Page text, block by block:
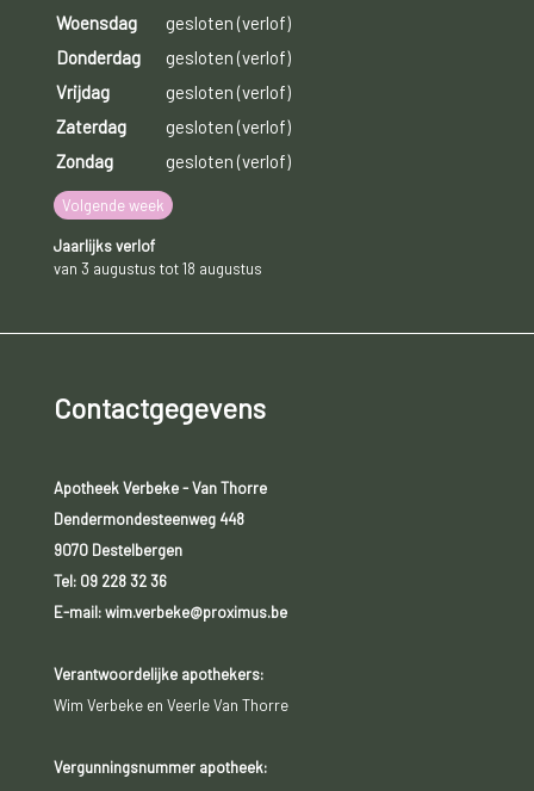
Woensdag
gesloten (verlof)
Donderdag
gesloten (verlof)
Vrijdag
gesloten (verlof)
Zaterdag
gesloten (verlof)
Zondag
gesloten (verlof)
Volgende week
Jaarlijks verlof
van 3 augustus tot 18 augustus
Contactgegevens
Apotheek Verbeke - Van Thorre
Dendermondesteenweg 448
9070 Destelbergen
Tel: 09 228 32 36
E-mail: wim.verbeke@proximus.be
Verantwoordelijke apothekers:
Wim Verbeke en Veerle Van Thorre
Vergunningsnummer apotheek: